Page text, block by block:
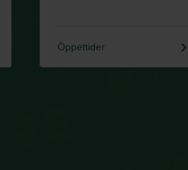
Öppettider keyboard_arrow_right